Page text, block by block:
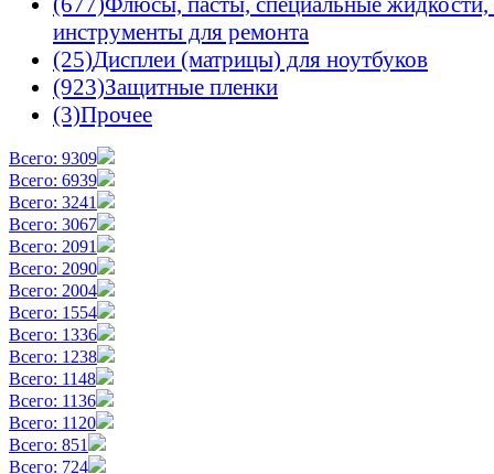
инструменты для ремонта
(25)Дисплеи (матрицы) для ноутбуков
(923)Защитные пленки
(3)Прочее
Всего: 9309
Всего: 6939
Всего: 3241
Всего: 3067
Всего: 2091
Всего: 2090
Всего: 2004
Всего: 1554
Всего: 1336
Всего: 1238
Всего: 1148
Всего: 1136
Всего: 1120
Всего: 851
Всего: 724